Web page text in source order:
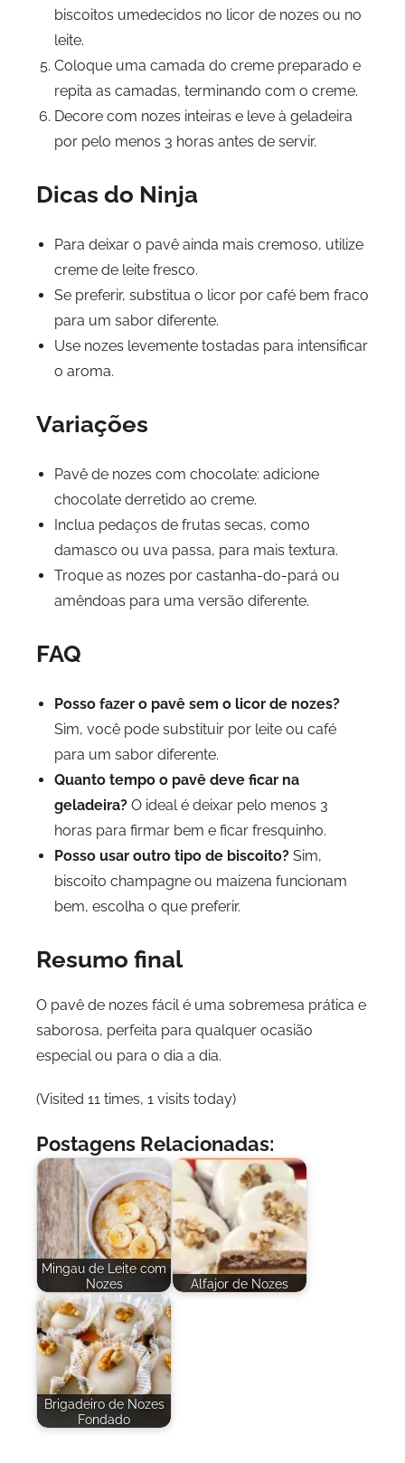
biscoitos umedecidos no licor de nozes ou no
leite.
Coloque uma camada do creme preparado e
repita as camadas, terminando com o creme.
Decore com nozes inteiras e leve à geladeira
por pelo menos 3 horas antes de servir.
Dicas do Ninja
Para deixar o pavê ainda mais cremoso, utilize
creme de leite fresco.
Se preferir, substitua o licor por café bem fraco
para um sabor diferente.
Use nozes levemente tostadas para intensificar
o aroma.
Variações
Pavê de nozes com chocolate: adicione
chocolate derretido ao creme.
Inclua pedaços de frutas secas, como
damasco ou uva passa, para mais textura.
Troque as nozes por castanha-do-pará ou
amêndoas para uma versão diferente.
FAQ
Posso fazer o pavê sem o licor de nozes?
Sim, você pode substituir por leite ou café
para um sabor diferente.
Quanto tempo o pavê deve ficar na
geladeira? O ideal é deixar pelo menos 3
horas para firmar bem e ficar fresquinho.
Posso usar outro tipo de biscoito? Sim,
biscoito champagne ou maizena funcionam
bem, escolha o que preferir.
Resumo final
O pavê de nozes fácil é uma sobremesa prática e
saborosa, perfeita para qualquer ocasião
especial ou para o dia a dia.
(Visited 11 times, 1 visits today)
Postagens Relacionadas:
Mingau de Leite com
Nozes
Alfajor de Nozes
Brigadeiro de Nozes
Fondado